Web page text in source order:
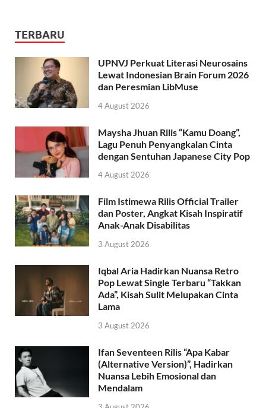
TERBARU
UPNVJ Perkuat Literasi Neurosains
Lewat Indonesian Brain Forum 2026
dan Peresmian LibMuse
4 August 2026
Maysha Jhuan Rilis “Kamu Doang”,
Lagu Penuh Penyangkalan Cinta
dengan Sentuhan Japanese City Pop
4 August 2026
Film Istimewa Rilis Official Trailer
dan Poster, Angkat Kisah Inspiratif
Anak-Anak Disabilitas
3 August 2026
Iqbal Aria Hadirkan Nuansa Retro
Pop Lewat Single Terbaru “Takkan
Ada”, Kisah Sulit Melupakan Cinta
Lama
3 August 2026
Ifan Seventeen Rilis “Apa Kabar
(Alternative Version)”, Hadirkan
Nuansa Lebih Emosional dan
Mendalam